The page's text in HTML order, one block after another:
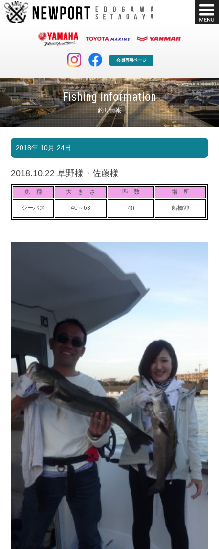
会員専用ページ
Fishing information
釣り情報
マリンクラブ
マリンライフを堪能したい！
ボート販売
ボート免許
長年の実績と信頼！
店舗情報 公式ブログ
2018年 10月 24日
2018.10.22 草野様・佐藤様
魚 種 大 き さ 匹 数 場 所
シーバス 40～63 40 船橋沖